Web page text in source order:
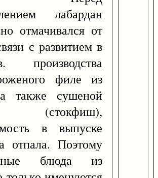
лабардан
отмачивался от
с развитием в
филе из
также сушеной
(стокфиш),
в выпуске
отпала. Поэтому
блюда из